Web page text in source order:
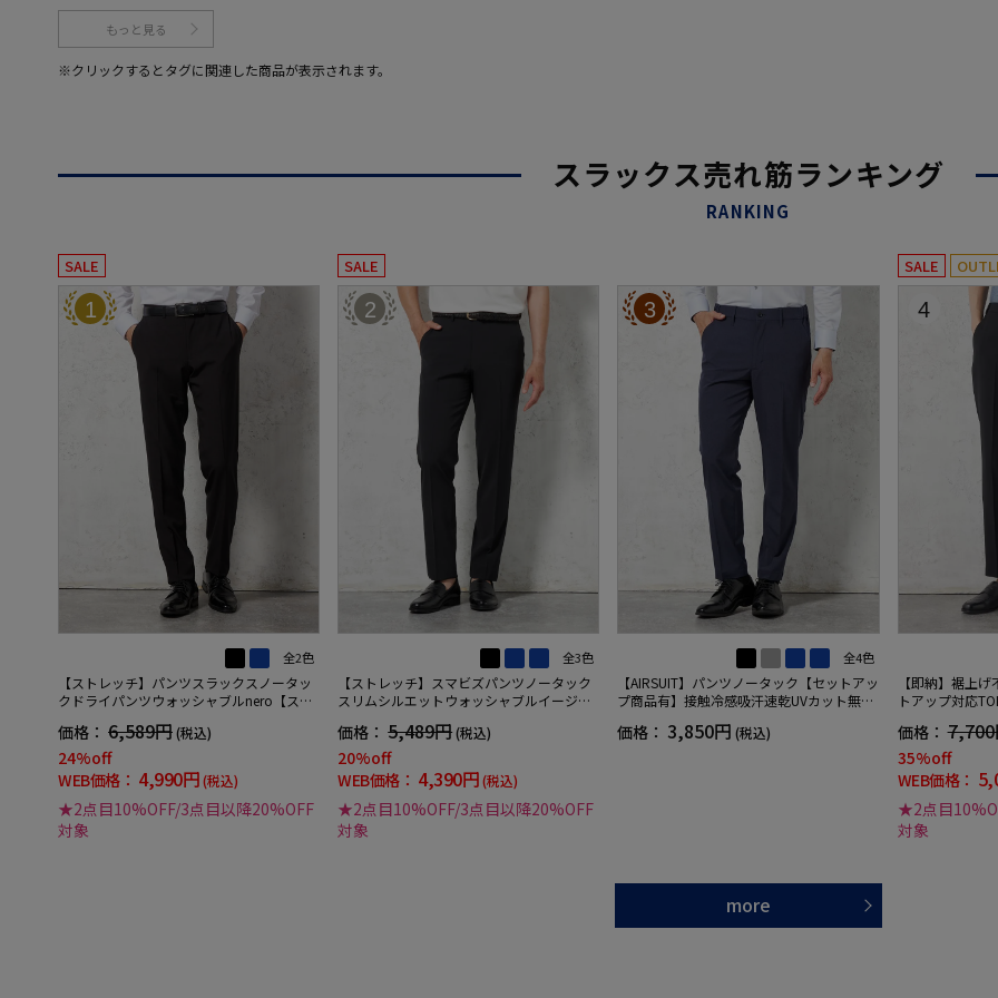
もっと見る
※クリックするとタグに関連した商品が表示されます。
スラックス売れ筋ランキング
RANKING
SALE
1
全2色
【ストレッチ】パンツスラックスノータッ
クドライパンツウォッシャブルnero【スリ
価格： 6,589円(税込)
24%off
WEB価格： 4,990円(税込)
★2点目10%OFF/3点目以降20%OFF
対象
SALE
2
全3色
【ストレッチ】スマビズパンツノータック
スリムシルエットウォッシャブルイージー
価格： 5,489円(税込)
20%off
WEB価格： 4,390円(税込)
★2点目10%OFF/3点目以降20%OFF
対象
3
全4色
【AIRSUIT】パンツノータック【セットアッ
プ商品有】接触冷感吸汗速乾UVカット無地
価格： 3,850円 (税込)
SALE
4
【即納】裾上
トアップ対応
ストレッチ春夏
価格：
35%off
WEB価格：
★2点目
対象
more